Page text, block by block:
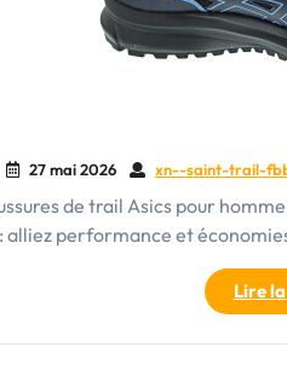
27 mai 2026 xn--saint-trail-
de trail Asics pour
alliez performance et
Lire